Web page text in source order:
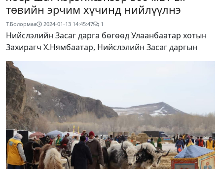
төвийн эрчим хүчинд нийлүүлнэ
Т.Болормаа 2024-01-13 14:45:47 1
Нийслэлийн Засаг дарга бөгөөд Улаанбаатар хотын
Захирагч Х.Нямбаатар, Нийслэлийн Засаг даргын